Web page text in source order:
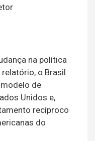
na política
o Brasil
de
Unidos e,
recíproco
do